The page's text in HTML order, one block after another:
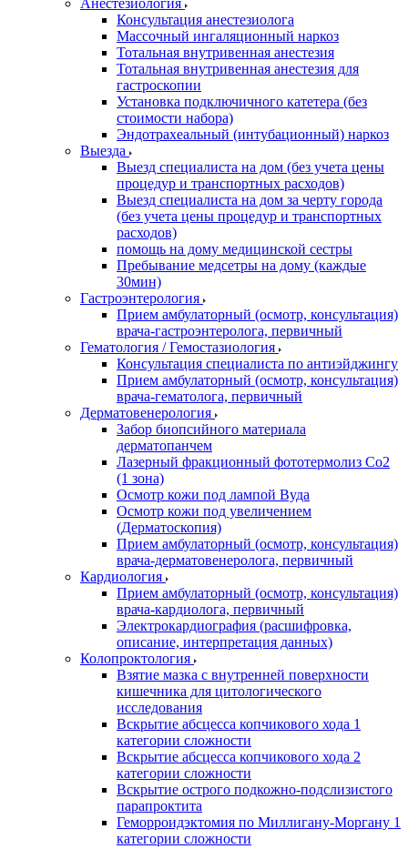
Анестезиология
Консультация анестезиолога
Массочный ингаляционный наркоз
Тотальная внутривенная анестезия
Тотальная внутривенная анестезия для
гастроскопии
Установка подключичного катетера (без
стоимости набора)
Эндотрахеальный (интубационный) наркоз
Выезда
Выезд специалиста на дом (без учета цены
процедур и транспортных расходов)
Выезд специалиста на дом за черту города
(без учета цены процедур и транспортных
расходов)
помощь на дому медицинской сестры
Пребывание медсетры на дому (каждые
30мин)
Гастроэнтерология
Прием амбулаторный (осмотр, консультация)
врача-гастроэнтеролога, первичный
Гематология / Гемостазиология
Консультация специалиста по антиэйджингу
Прием амбулаторный (осмотр, консультация)
врача-гематолога, первичный
Дерматовенерология
Забор биопсийного материала
дерматопанчем
Лазерный фракционный фототермолиз Со2
(1 зона)
Осмотр кожи под лампой Вуда
Осмотр кожи под увеличением
(Дерматоскопия)
Прием амбулаторный (осмотр, консультация)
врача-дерматовенеролога, первичный
Кардиология
Прием амбулаторный (осмотр, консультация)
врача-кардиолога, первичный
Электрокардиография (расшифровка,
описание, интерпретация данных)
Колопроктология
Взятие мазка с внутренней поверхности
кишечника для цитологического
исследования
Вскрытие абсцесса копчикового хода 1
категории сложности
Вскрытие абсцесса копчикового хода 2
категории сложности
Вскрытие острого подкожно-подслизистого
парапроктита
Геморроидэктомия по Миллигану-Моргану 1
категории сложности